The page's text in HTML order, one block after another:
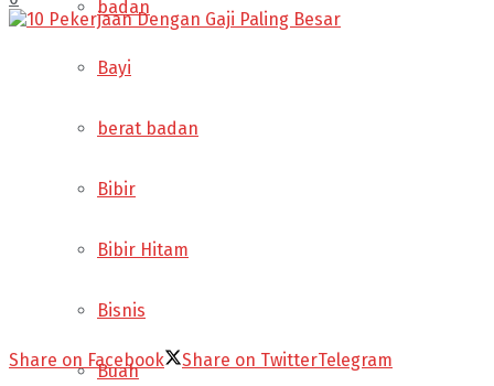
badan
Bayi
berat badan
Bibir
Bibir Hitam
Bisnis
Buah
Share on Facebook Share on TwitterTelegram